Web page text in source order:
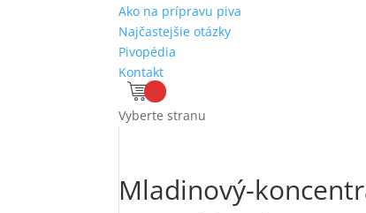
Ako na prípravu piva
Najčastejšie otázky
Pivopédia
Kontakt
Vyberte stranu
Mladinový-